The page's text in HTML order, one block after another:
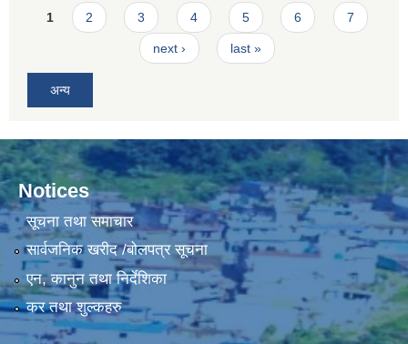
Pages
1 2 3 4 5 6 7
next › last »
अन्य
Notices
सूचना तथा समाचार
सार्वजनिक खरीद /बोलपत्र सूचना
एन, कानुन तथा निर्देशिका
कर तथा शुल्कहरु